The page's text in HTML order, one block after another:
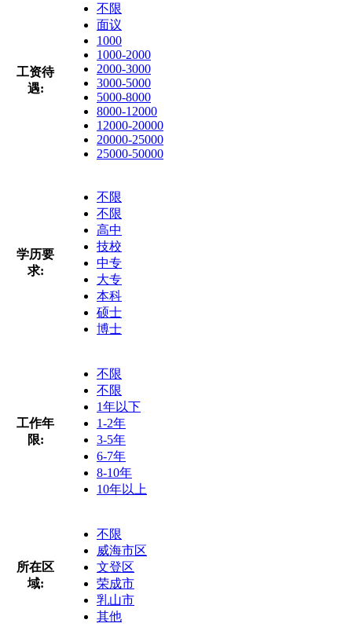
工资待
遇:
不限
面议
1000
1000-2000
2000-3000
3000-5000
5000-8000
8000-12000
12000-20000
20000-25000
25000-50000
学历要
求:
不限
不限
高中
技校
中专
大专
本科
硕士
博士
工作年
限:
不限
不限
1年以下
1-2年
3-5年
6-7年
8-10年
10年以上
所在区
域:
不限
威海市区
文登区
荣成市
乳山市
其他